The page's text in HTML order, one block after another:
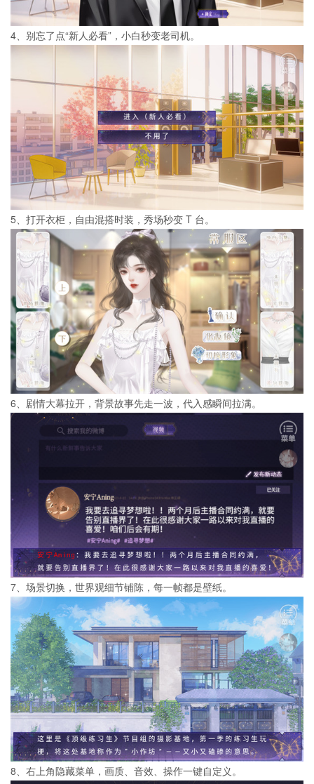
4、别忘了点“新人必看”，小白秒变老司机。
5、打开衣柜，自由混搭时装，秀场秒变 T 台。
6、剧情大幕拉开，背景故事先走一波，代入感瞬间拉满。
7、场景切换，世界观细节铺陈，每一帧都是壁纸。
8、右上角隐藏菜单，画质、音效、操作一键自定义。